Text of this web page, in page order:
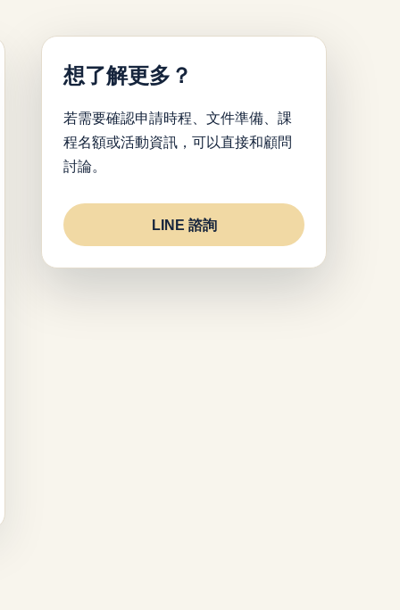
想了解更多？
若需要確認申請時程、文件準備、課
程名額或活動資訊，可以直接和顧問
討論。
LINE 諮詢